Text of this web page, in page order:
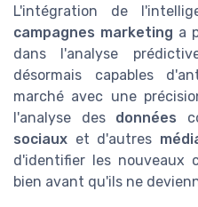
L'intégration de
campagnes marketing a
dans l'analyse
désormais capables
marché avec une
l'analyse des données
sociaux et d'autres
d'identifier les nouveaux
bien avant qu'ils ne